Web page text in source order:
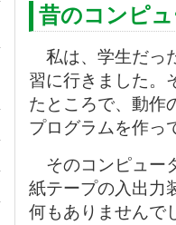
昔のコンピ
私は、学生だっ
習に行きました。
たところで、動作
プログラムを作っ
そのコンピュー
紙テープの入出力
何もありませんで